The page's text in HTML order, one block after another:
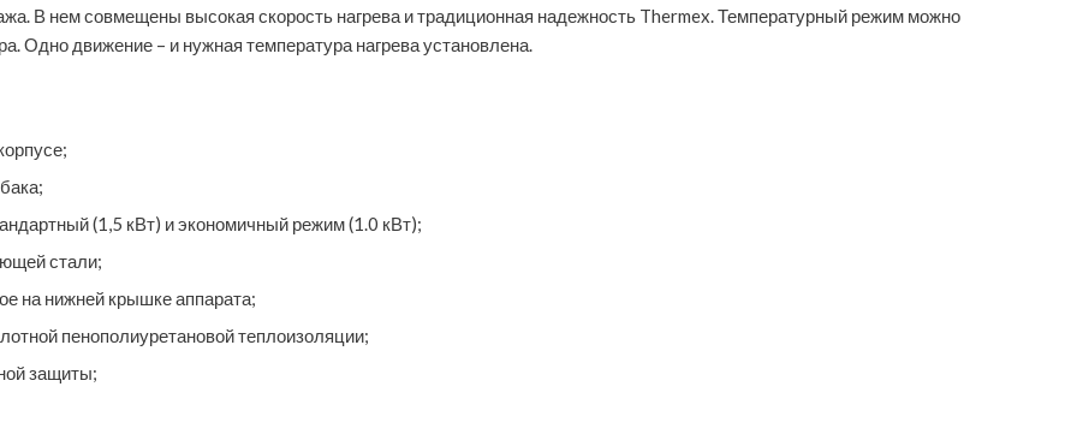
В нем совмещены высокая скорость нагрева и традиционная надежность Thermex. Температурный режим можно
Одно движение – и нужная температура нагрева установлена.
(1,5 кВт) и экономичный режим (1.0 кВт);
стали;
на нижней крышке аппарата;
пенополиуретановой теплоизоляции;
защиты;